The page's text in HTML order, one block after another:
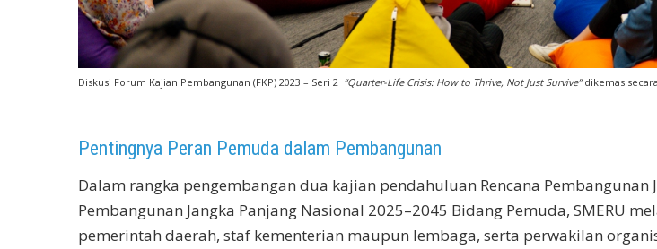
Diskusi Forum Kajian Pembangunan (FKP) 2023 – Seri 2 “Quarter-Life Crisis: How to Thrive, Not Just Survive”dikemas
Pentingnya Peran Pemuda dalam Pembangunan
Dalam rangka pengembangan dua kajian pendahuluan Rencana Pembangunan
Pembangunan Jangka Panjang Nasional 2025–2045 Bidang Pemuda, SMERU
pemerintah daerah, staf kementerian maupun lembaga, serta perwakilan